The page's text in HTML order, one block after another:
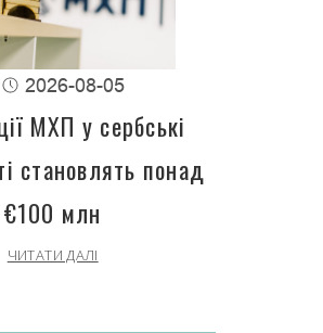
2026-08-05
МХП у сербські
становлять понад
€100 млн
ЧИТАТИ ДАЛІ